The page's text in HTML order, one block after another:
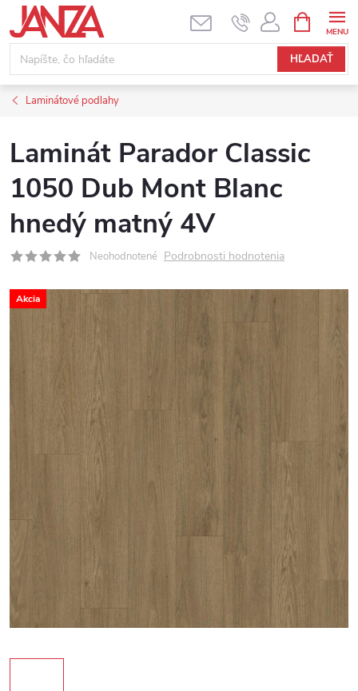
Prejsť na obsah
HĽADAŤ
Laminátové podlahy
Laminát Parador Classic
1050 Dub Mont Blanc
hnedý matný 4V
Neohodnotené Podrobnosti hodnotenia
Akcia